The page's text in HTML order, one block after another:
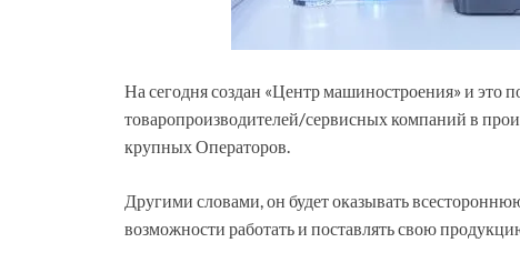
На сегодня создан «Центр машиностроения» и это
товаропроизводителей/сервисных компаний в
крупных Операторов.
Другими словами, он будет оказывать
возможности работать и поставлять свою